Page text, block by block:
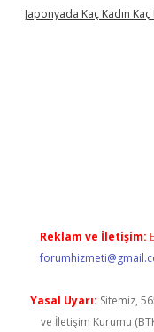
Japonyada Kaç Kadın
Reklam ve İletişim:
Yasal Uyarı: Sitemiz,
ve İletişim Kurumu